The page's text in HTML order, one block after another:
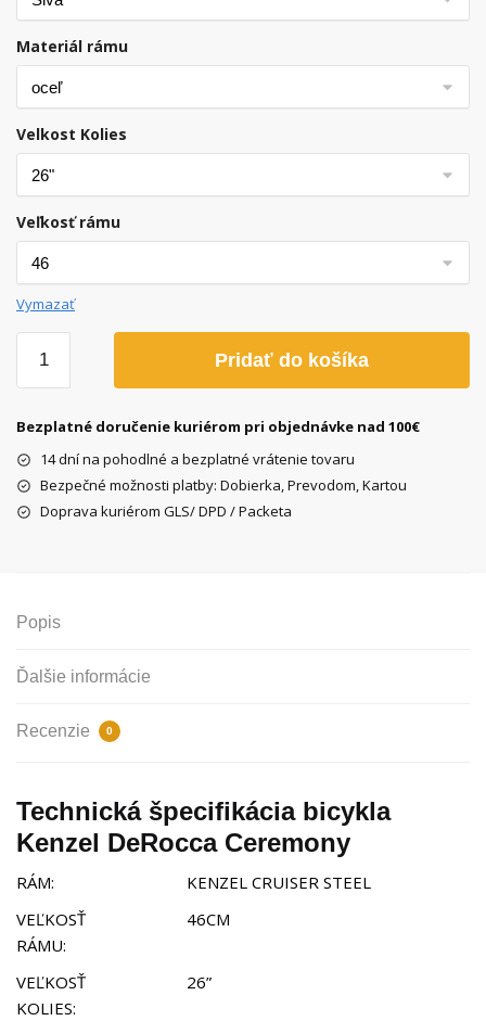
Materiál rámu
Velkost Kolies
Veľkosť rámu
Vymazať
Kenzel
Ceremony
Pridať do košíka
Bezplatné doručenie kuriérom pri objednávke nad 100€
14 dní na pohodlné a bezplatné vrátenie tovaru
Bezpečné možnosti platby: Dobierka, Prevodom, Kartou
Doprava kuriérom GLS/ DPD / Packeta
Popis
Ďalšie informácie
Recenzie 0
Technická špecifikácia bicykla
Kenzel DeRocca Ceremony
RÁM:
KENZEL CRUISER STEEL
VEĽKOSŤ
RÁMU:
46CM
VEĽKOSŤ
KOLIES:
26”